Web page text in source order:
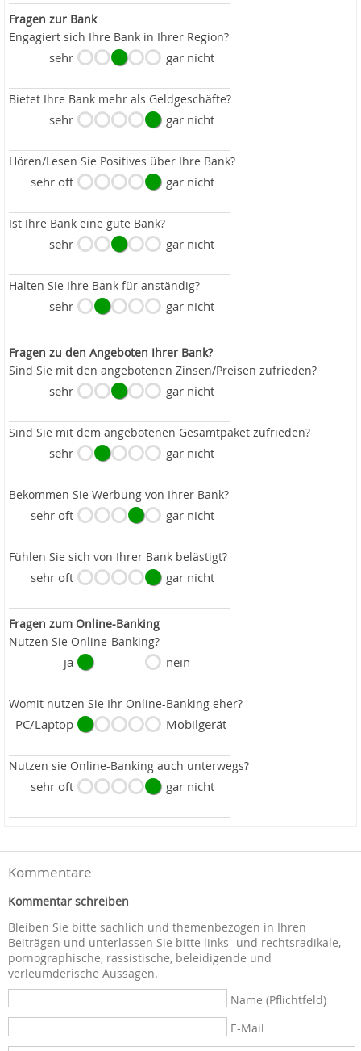
Fragen zur Bank
Engagiert sich Ihre Bank in Ihrer Region?
sehr gar nicht
Bietet Ihre Bank mehr als Geldgeschäfte?
sehr gar nicht
Hören/Lesen Sie Positives über Ihre Bank?
sehr oft gar nicht
Ist Ihre Bank eine gute Bank?
sehr gar nicht
Halten Sie Ihre Bank für anständig?
sehr gar nicht
Fragen zu den Angeboten Ihrer Bank?
Sind Sie mit den angebotenen Zinsen/Preisen zufrieden?
sehr gar nicht
Sind Sie mit dem angebotenen Gesamtpaket zufrieden?
sehr gar nicht
Bekommen Sie Werbung von Ihrer Bank?
sehr oft gar nicht
Fühlen Sie sich von Ihrer Bank belästigt?
sehr oft gar nicht
Fragen zum Online-Banking
Nutzen Sie Online-Banking?
ja nein
Womit nutzen Sie Ihr Online-Banking eher?
PC/Laptop Mobilgerät
Nutzen sie Online-Banking auch unterwegs?
sehr oft gar nicht
Kommentare
Kommentar schreiben
Bleiben Sie bitte sachlich und themenbezogen in Ihren
Beiträgen und unterlassen Sie bitte links- und rechtsradikale,
pornographische, rassistische, beleidigende und
verleumderische Aussagen.
Name (Pflichtfeld)
E-Mail